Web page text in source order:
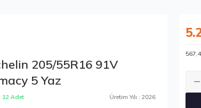
205/55R16 91V
5 Yaz
12 Adet Üretim Yılı : 2026